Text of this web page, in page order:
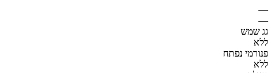
—
—
גג שמש
ללא
פנורמי נפתח
ללא